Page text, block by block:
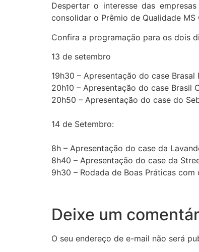
Despertar o interesse das
consolidar o Prêmio de Qualidade
Confira a programação para os dois
13 de setembro
19h30 – Apresentação do case
20h10 – Apresentação do case Brasil
20h50 – Apresentação do case do
14 de Setembro:
8h – Apresentação do case da
8h40 – Apresentação do case da
9h30 – Rodada de Boas Práticas
Deixe um
O seu endereço de e-mail não será